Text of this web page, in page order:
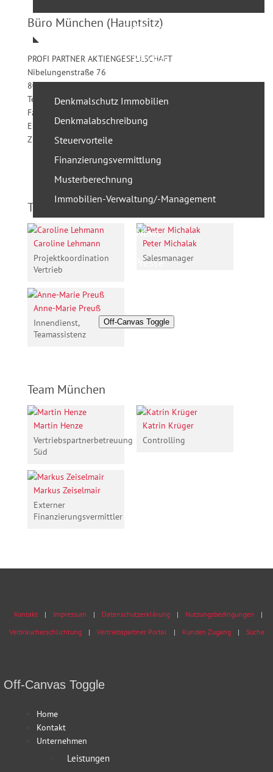
Referenzen
Service
Denkmalschutz Immobilien
Denkmalabschreibung
Steuervorteile
Finanzierungsvermittlung
Musterberechnung
Immobilien-Verwaltung/-Management
News
Presse
Off-Canvas Toggle
Büro München (Hauptsitz)
PROFI PARTNER AKTIENGESELLSCHAFT
Nibelungenstraße 76
80639 München
Tel.: 089. 514 15-0
Fax: 089. 514 15-70
E-Mail:Diese E-Mail-Adresse ist vor Spambots geschützt!
Zur Anzeige muss JavaScript eingeschaltet sein.
Team Berlin
Caroline Lehmann
Projektkoordination
Vertrieb
Peter Michalak
Salesmanager
Anne-Marie Preuß
Innendienst,
Teamassistenz
Team München
Martin Henze
Vertriebspartnerbetreuung
Süd
Katrin Krüger
Controlling
Markus Zeiselmair
Externer
Finanzierungsvermittler
Kontakt Impressum Datenschutzerklärung
Nutzungsbedingungen
Verbraucherschlichtung
Vertriebspartner Portal Kunden Zugang Suche
Off-Canvas Toggle
Home
Kontakt
Unternehmen
Leistungen